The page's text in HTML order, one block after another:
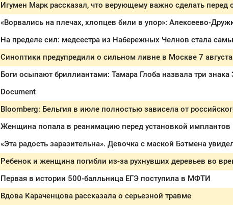
Игумен Марк рассказал, что верующему важно сделать перед
Синоптики предупредили о сильном ливне в Москве 7 августа
Document
Bloomberg: Бельгия в июле полностью зависела от
Женщина попала в реанимацию перед установкой
«Эта радость заразительна». Девочка с маской Бэтмена
Первая в истории 500-балльница ЕГЭ поступила в МФТИ
Вдова Караченцова рассказала о серьезной травме